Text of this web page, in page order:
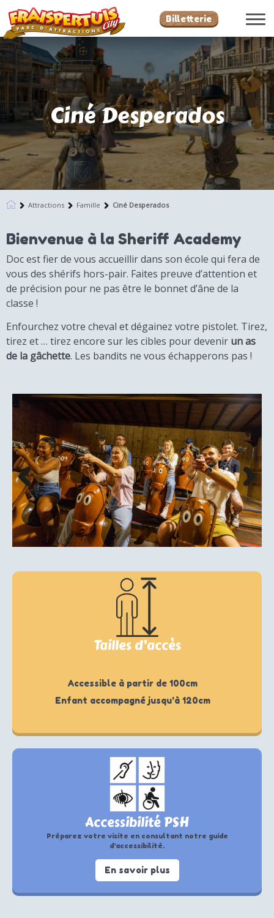
Billetterie
Ciné Desperados
Attractions Famille Ciné Desperados
Bienvenue à la Sheriff Academy
Doc est fier de vous accueillir dans son école qui fera de
vous des shérifs hors-pair. Faites preuve d’attention et
de précision pour ne pas être le bonnet d’âne de la
classe !
Enfourchez votre cheval et dégainez votre pistolet. Tirez,
tirez et … tirez encore sur les cibles pour devenir un as
de la gâchette. Les bandits ne vous échapperons pas !
Tailles d’accès
Accessible à partir de 100cm
Enfant accompagné jusqu'à 120cm
Accessibilité PSH
Préparez votre visite en consultant notre guide
d’accessibilité.
En savoir plus